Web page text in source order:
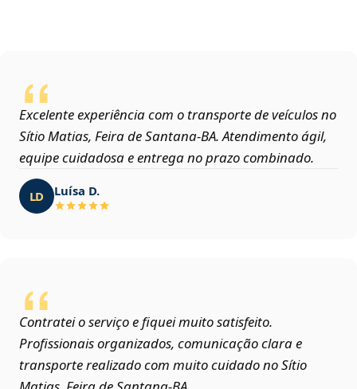
Excelente experiência com o transporte de veículos no
Sítio Matias, Feira de Santana‑BA. Atendimento ágil,
equipe cuidadosa e entrega no prazo combinado.
LD Luísa D.
Contratei o serviço e fiquei muito satisfeito.
Profissionais organizados, comunicação clara e
transporte realizado com muito cuidado no Sítio